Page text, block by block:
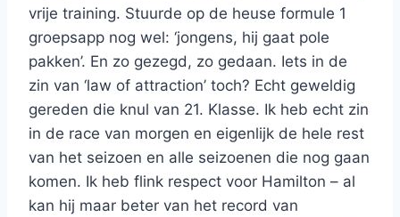
vrije training. Stuurde op de heuse formule 1
groepsapp nog wel: ‘jongens, hij gaat pole
pakken’. En zo gezegd, zo gedaan. Iets in de
zin van ‘law of attraction’ toch? Echt geweldig
gereden die knul van 21. Klasse. Ik heb echt zin
in de race van morgen en eigenlijk de hele rest
van het seizoen en alle seizoenen die nog gaan
komen. Ik heb flink respect voor Hamilton – al
kan hij maar beter van het record van